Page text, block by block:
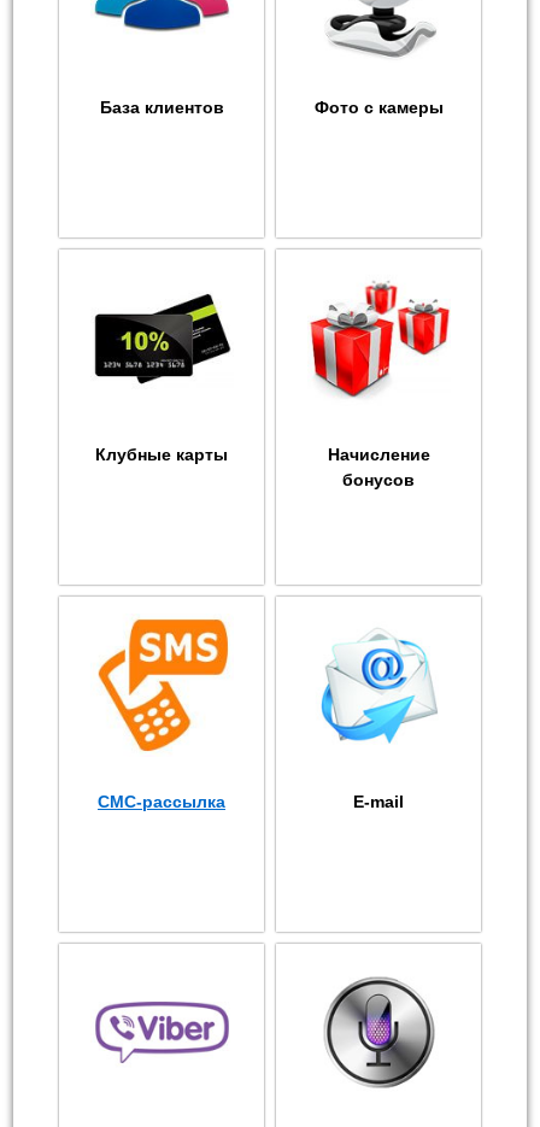
База клиентов Фото с камеры
Клубные карты
Начисление
бонусов
СМС-рассылка E-mail